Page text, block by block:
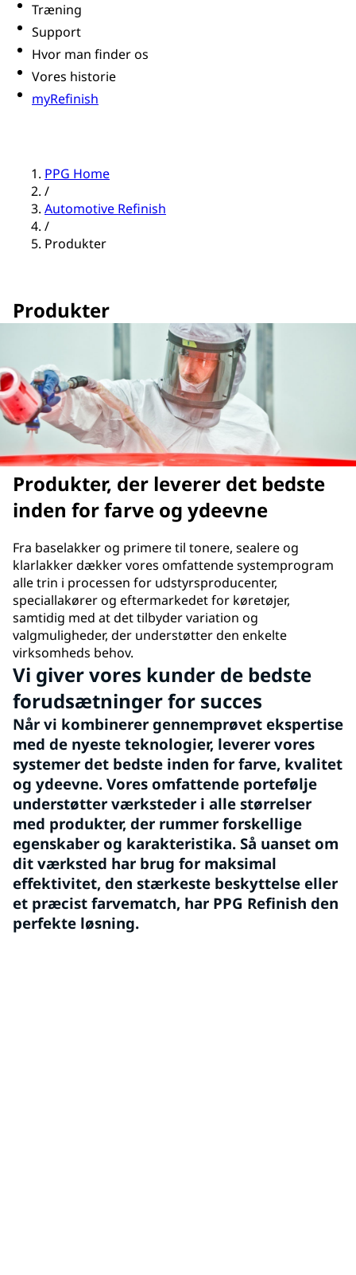
Træning
Support
Hvor man finder os
Vores historie
myRefinish
PPG Home
/
Automotive Refinish
/
Produkter
Produkter
Produkter, der leverer det bedste
inden for farve og ydeevne
Fra baselakker og primere til tonere, sealere og
klarlakker dækker vores omfattende systemprogram
alle trin i processen for udstyrsproducenter,
speciallakører og eftermarkedet for køretøjer,
samtidig med at det tilbyder variation og
valgmuligheder, der understøtter den enkelte
virksomheds behov.
Vi giver vores kunder de bedste
forudsætninger for succes
Når vi kombinerer gennemprøvet ekspertise
med de nyeste teknologier, leverer vores
systemer det bedste inden for farve, kvalitet
og ydeevne. Vores omfattende portefølje
understøtter værksteder i alle størrelser
med produkter, der rummer forskellige
egenskaber og karakteristika. Så uanset om
dit værksted har brug for maksimal
effektivitet, den stærkeste beskyttelse eller
et præcist farvematch, har PPG Refinish den
perfekte løsning.